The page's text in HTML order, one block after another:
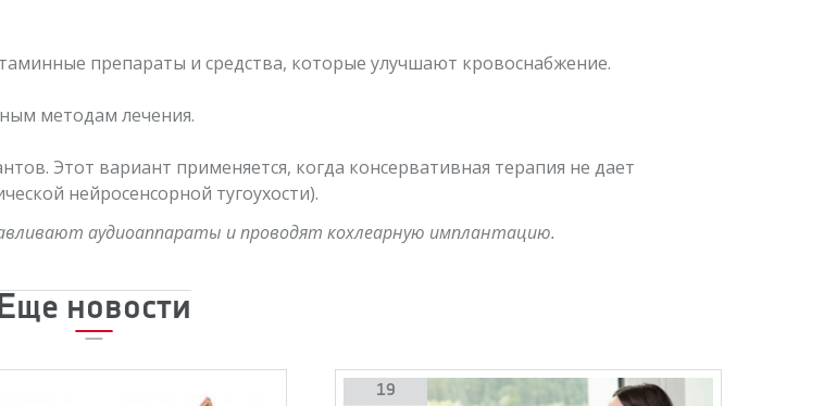
препараты и средства, которые улучшают кровоснабжение.
методам лечения.
Этот вариант применяется, когда консервативная терапия не дает
нейросенсорной тугоухости).
аудиоаппараты и проводят кохлеарную имплантацию.
Еще новости
19